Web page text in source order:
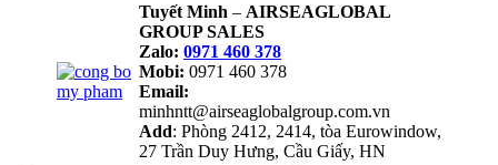
Tuyết Minh – AIRSEAGLOBAL
GROUP SALES
Zalo: 0971 460 378
Mobi: 0971 460 378
Email:
minhntt@airseaglobalgroup.com.vn
Add: Phòng 2412, 2414, tòa Eurowindow,
27 Trần Duy Hưng, Cầu Giấy, HN